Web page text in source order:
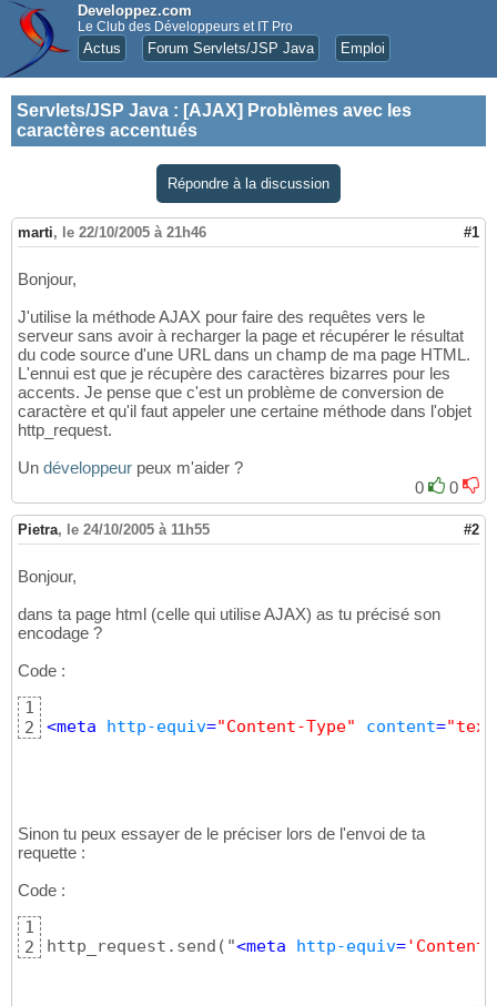
Developpez.com
Le Club des Développeurs et IT Pro
Actus Forum Servlets/JSP Java Emploi
Servlets/JSP Java : [AJAX] Problèmes avec les
caractères accentués
Répondre à la discussion
marti, le 22/10/2005 à 21h46 #1
Bonjour,
J'utilise la méthode AJAX pour faire des requêtes vers le
serveur sans avoir à recharger la page et récupérer le résultat
du code source d'une URL dans un champ de ma page HTML.
L'ennui est que je récupère des caractères bizarres pour les
accents. Je pense que c'est un problème de conversion de
caractère et qu'il faut appeler une certaine méthode dans l'objet
http_request.
Un développeur peux m'aider ?
0
0
Pietra, le 24/10/2005 à 11h55 #2
Bonjour,
dans ta page html (celle qui utilise AJAX) as tu précisé son
encodage ?
Code :
1
2
<meta http-equiv="Content-Type" content=
Sinon tu peux essayer de le préciser lors de l'envoi de ta
requette :
Code :
1
2
http_request.send("<meta http-equiv=